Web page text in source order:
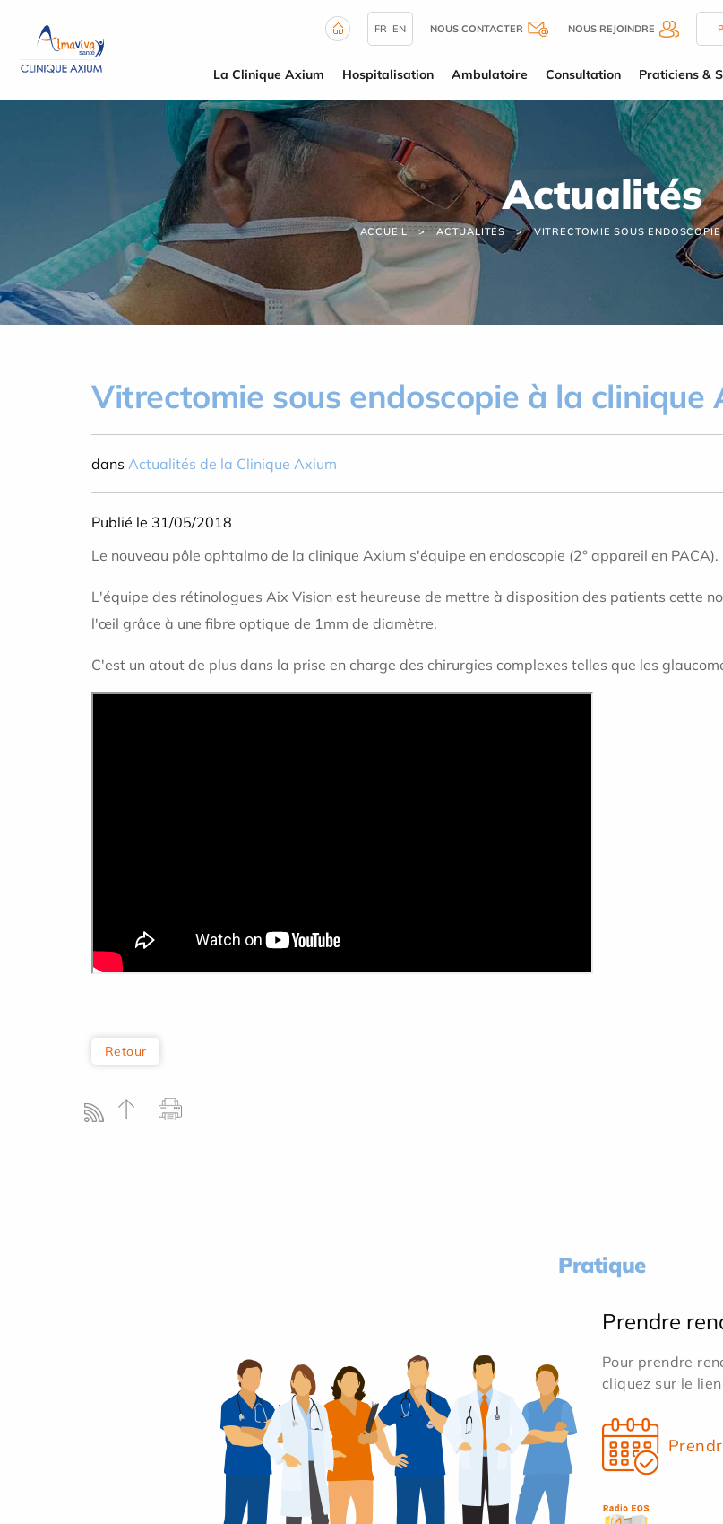
FR EN NOUS CONTACTER NOUS REJOINDRE
La Clinique Axium Hospitalisation Ambulatoire Consultation Praticiens &
Actualités
ACCUEIL ACTUALITÉS VITRECTOMIE SOUS
Vitrectomie sous endoscopie à la clinique
dans Actualités de la Clinique Axium
Publié le 31/05/2018
Le nouveau pôle ophtalmo de la clinique Axium s'équipe en endoscopie (2° appareil en PACA).
L'équipe des rétinologues Aix Vision est heureuse de mettre à disposition des patients cette
l'œil grâce à une fibre optique de 1mm de diamètre.
C'est un atout de plus dans la prise en charge des chirurgies complexes telles que les
Retour
Pratique
Prendre
Pour prendre
cliquez sur le